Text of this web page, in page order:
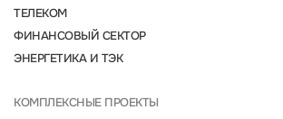
ТЕЛЕКОМ
ФИНАНСОВЫЙ СЕКТОР
ЭНЕРГЕТИКА И ТЭК
КОМПЛЕКСНЫЕ ПРОЕКТЫ